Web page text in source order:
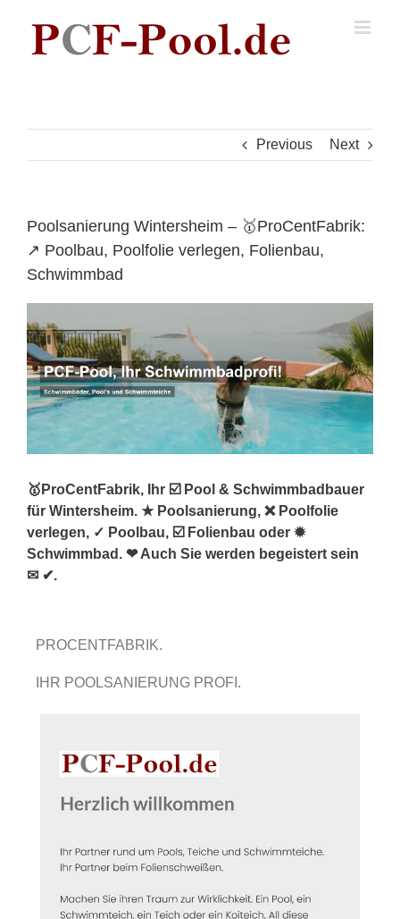
content
Previous Next
Poolsanierung Wintersheim – 🥇ProCentFabrik:
↗️ Poolbau, Poolfolie verlegen, Folienbau,
Schwimmbad
🥇ProCentFabrik, Ihr ☑️ Pool & Schwimmbadbauer
für Wintersheim. ★ Poolsanierung, ❌ Poolfolie
verlegen, ✓ Poolbau, ☑️ Folienbau oder ✹
Schwimmbad. ❤ Auch Sie werden begeistert sein
✉ ✔.
PROCENTFABRIK.
IHR POOLSANIERUNG PROFI.